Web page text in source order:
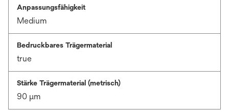
Anpassungsfähigkeit
Medium
Bedruckbares Trägermaterial
true
Stärke Trägermaterial (metrisch)
90 μm